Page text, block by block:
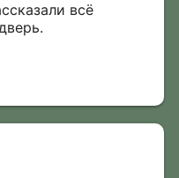
всё
дверь.